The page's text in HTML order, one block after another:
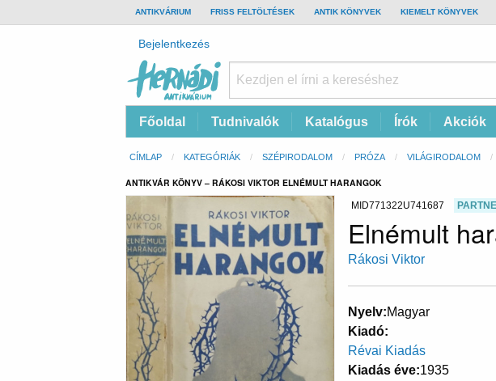
TOP
BAR
ANTIKVÁRIUM FRISS FELTÖLTÉSEK ANTIK KÖNYVEK KIEMELT KÖNYVEK
Felhasználói
fiók
menüje
Bejelentkezés
Antikvárium
Online
Fő
navigáció
Főoldal Tudnivalók Katalógus Írók Akciók
Morzsa
CÍMLAP KATEGÓRIÁK SZÉPIRODALOM PRÓZA VILÁGIRODALOM
ANTIKVÁR KÖNYV – RÁKOSI VIKTOR ELNÉMULT HARANGOK
MID771322U741687
Elnémult
Rákosi Viktor
Nyelv Magyar
Kiadó
Révai Kiadás
Kiadás éve 1935